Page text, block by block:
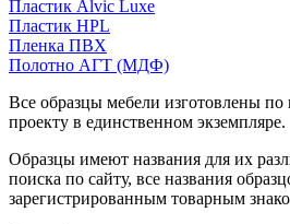
Пластик Alvic Luxe
Пластик HPL
Пленка ПВХ
Полотно АГТ (МДФ)
Все образцы мебели изготовлены
проекту в единственном экземпляре.
Образцы имеют названия для их
поиска по сайту, все названия
зарегистрированным товарным